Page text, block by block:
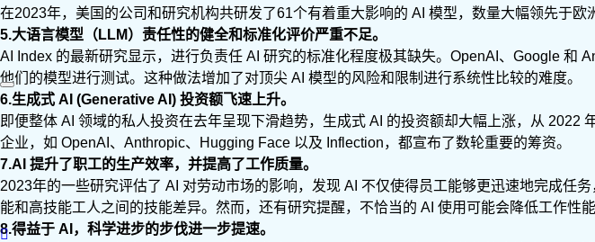
在2023年，美国的公司和研究机构共研发了61个有着重大影响的 AI 模型，数量大幅领先于欧
5.大语言模型（LLM）责任性的健全和标准化评价严重不足。
AI Index 的最新研究显示，进行负责任 AI 研究的标准化程度极其缺失。OpenAI、Google 和
他们的模型进行测试。这种做法增加了对顶尖 AI 模型的风险和限制进行系统性比较的难度。
6.生成式 AI (Generative AI) 投资额飞速上升。
即便整体 AI 领域的私人投资在去年呈现下滑趋势，生成式 AI 的投资额却大幅上涨，从 2022
企业，如 OpenAI、Anthropic、Hugging Face 以及 Inflection，都宣布了数轮重要的筹资。
7.AI 提升了职工的生产效率，并提高了工作质量。
2023年的一些研究评估了 AI 对劳动市场的影响，发现 AI 不仅使得员工能够更迅速地完成任
能和高技能工人之间的技能差异。然而，还有研究提醒，不恰当的 AI 使用可能会降低工作性能
8.得益于 AI，科学进步的步伐进一步提速。